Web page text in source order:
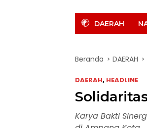
DAERAH
Beranda DAERAH
DAERAH, HEADLINE
Karya Bakti